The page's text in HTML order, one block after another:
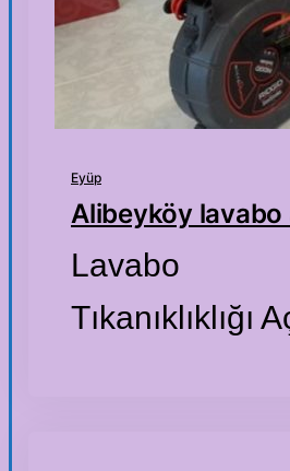
Eyüp
Alibeyköy lavabo
Lavabo
Tıkanıklıklığı